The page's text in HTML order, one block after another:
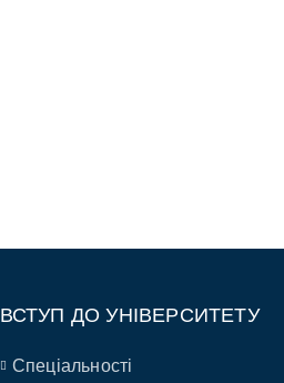
ВСТУП ДО УНІВЕРСИТЕТУ
Спеціальності